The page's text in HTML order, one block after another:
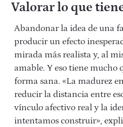
Valorar lo que
Abandonar la idea de una
producir un efecto
mirada más realista y, al
amable. Y eso tiene mucho
forma sana. «La madurez
reducir la distancia entre
vínculo afectivo real y la
intentamos construir»,